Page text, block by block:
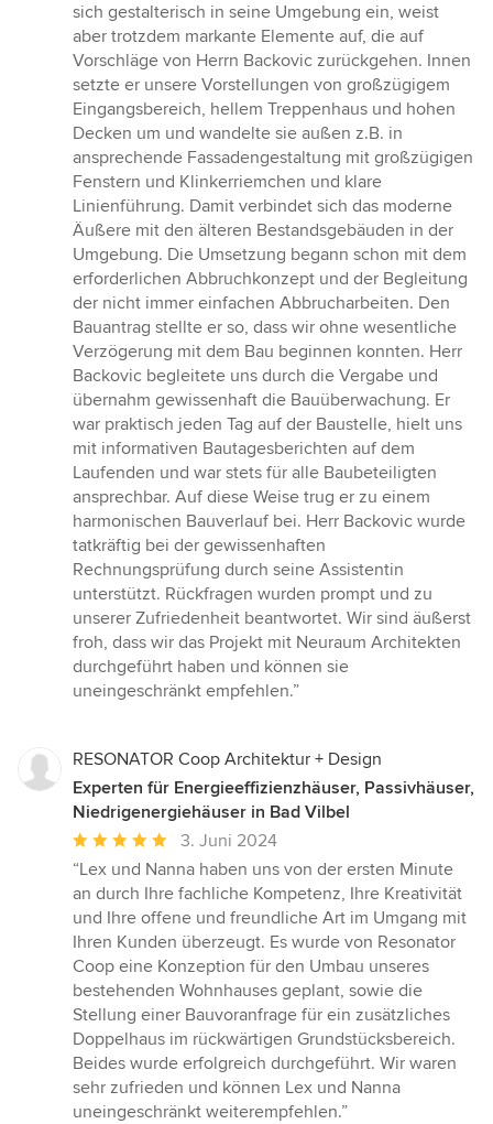
sich gestalterisch in seine Umgebung ein, weist
aber trotzdem markante Elemente auf, die auf
Vorschläge von Herrn Backovic zurückgehen. Innen
setzte er unsere Vorstellungen von großzügigem
Eingangsbereich, hellem Treppenhaus und hohen
Decken um und wandelte sie außen z.B. in
ansprechende Fassadengestaltung mit großzügigen
Fenstern und Klinkerriemchen und klare
Linienführung. Damit verbindet sich das moderne
Äußere mit den älteren Bestandsgebäuden in der
Umgebung. Die Umsetzung begann schon mit dem
erforderlichen Abbruchkonzept und der Begleitung
der nicht immer einfachen Abbrucharbeiten. Den
Bauantrag stellte er so, dass wir ohne wesentliche
Verzögerung mit dem Bau beginnen konnten. Herr
Backovic begleitete uns durch die Vergabe und
übernahm gewissenhaft die Bauüberwachung. Er
war praktisch jeden Tag auf der Baustelle, hielt uns
mit informativen Bautagesberichten auf dem
Laufenden und war stets für alle Baubeteiligten
ansprechbar. Auf diese Weise trug er zu einem
harmonischen Bauverlauf bei. Herr Backovic wurde
tatkräftig bei der gewissenhaften
Rechnungsprüfung durch seine Assistentin
unterstützt. Rückfragen wurden prompt und zu
unserer Zufriedenheit beantwortet. Wir sind äußerst
froh, dass wir das Projekt mit Neuraum Architekten
durchgeführt haben und können sie
uneingeschränkt empfehlen.”
RESONATOR Coop Architektur + Design
Experten für Energieeffizienzhäuser, Passivhäuser,
Niedrigenergiehäuser in Bad Vilbel
Durchschnittliche
Bewertung:
5
von
5
Sternen
3. Juni 2024
“Lex und Nanna haben uns von der ersten Minute
an durch Ihre fachliche Kompetenz, Ihre Kreativität
und Ihre offene und freundliche Art im Umgang mit
Ihren Kunden überzeugt. Es wurde von Resonator
Coop eine Konzeption für den Umbau unseres
bestehenden Wohnhauses geplant, sowie die
Stellung einer Bauvoranfrage für ein zusätzliches
Doppelhaus im rückwärtigen Grundstücksbereich.
Beides wurde erfolgreich durchgeführt. Wir waren
sehr zufrieden und können Lex und Nanna
uneingeschränkt weiterempfehlen.”